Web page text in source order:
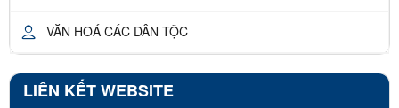
VĂN HOÁ CÁC DÂN TỘC
LIÊN KẾT WEBSITE